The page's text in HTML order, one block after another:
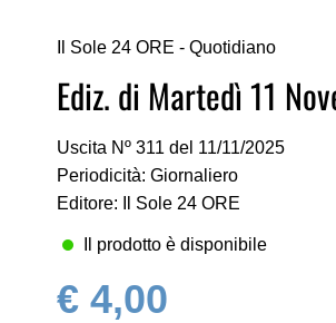
Il Sole 24 ORE - Quotidiano
Ediz. di Martedì 11
Uscita Nº 311 del 11/11/2025
Periodicità: Giornaliero
Editore: Il Sole 24 ORE
Il prodotto è disponibile
€ 4,00